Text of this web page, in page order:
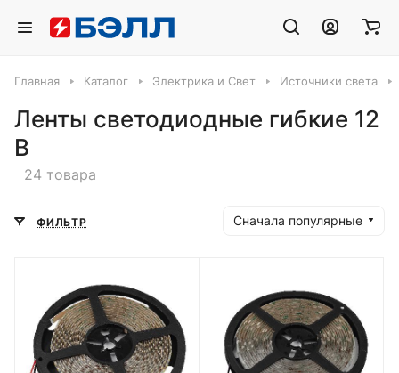
Главная Каталог Электрика и Свет Источники света
Ленты светодиодные гибкие 12
В
24 товара
ФИЛЬТР Сначала популярные